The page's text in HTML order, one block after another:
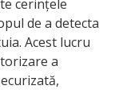
cerințele
de a detecta
Acest lucru
a